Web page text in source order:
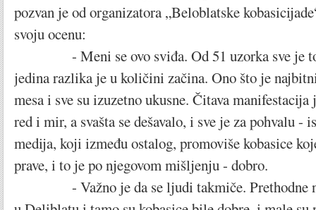
pozvan je od organizatora „Beloblatske
svoju ocenu:
- Meni se ovo sviđa. Od 51 uzorka sve je
jedina razlika je u količini začina. Ono što je
mesa i sve su izuzetno ukusne. Čitava
red i mir, a svašta se dešavalo, i sve je za pohvalu -
medija, koji između ostalog, promoviše kobasice
prave, i to je po njegovom mišljenju - dobro.
- Važno je da se ljudi takmiče. Prethodne